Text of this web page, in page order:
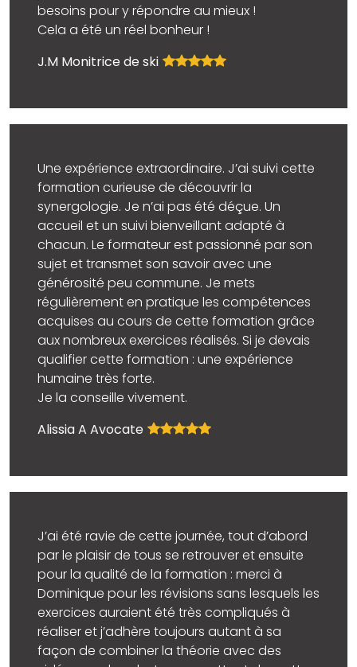
besoins pour y répondre au mieux !
Cela a été un réel bonheur !
J.M Monitrice de ski
Une expérience extraordinaire. J’ai suivi cette
formation curieuse de découvrir la
synergologie. Je n’ai pas été déçue. Un
accueil et un suivi bienveillant adapté à
chacun. Le formateur est passionné par son
sujet et transmet son savoir avec une
générosité peu commune. Je mets
régulièrement en pratique les compétences
acquises au cours de cette formation grâce
aux nombreux exercices réalisés. Si je devais
qualifier cette formation : une expérience
humaine très forte.
Je la conseille vivement.
Alissia A Avocate
J’ai été ravie de cette journée, tout d’abord
par le plaisir de tous se retrouver et ensuite
pour la qualité de la formation : merci à
Dominique pour les révisions sans lesquels les
exercices auraient été très compliqués à
réaliser et j’adhère toujours autant à sa
façon de combiner la théorie avec des